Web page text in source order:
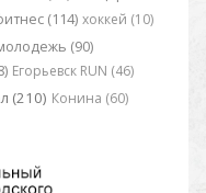
(114) хоккей (10)
(90)
Егорьевск RUN (46)
(210) Конина (60)